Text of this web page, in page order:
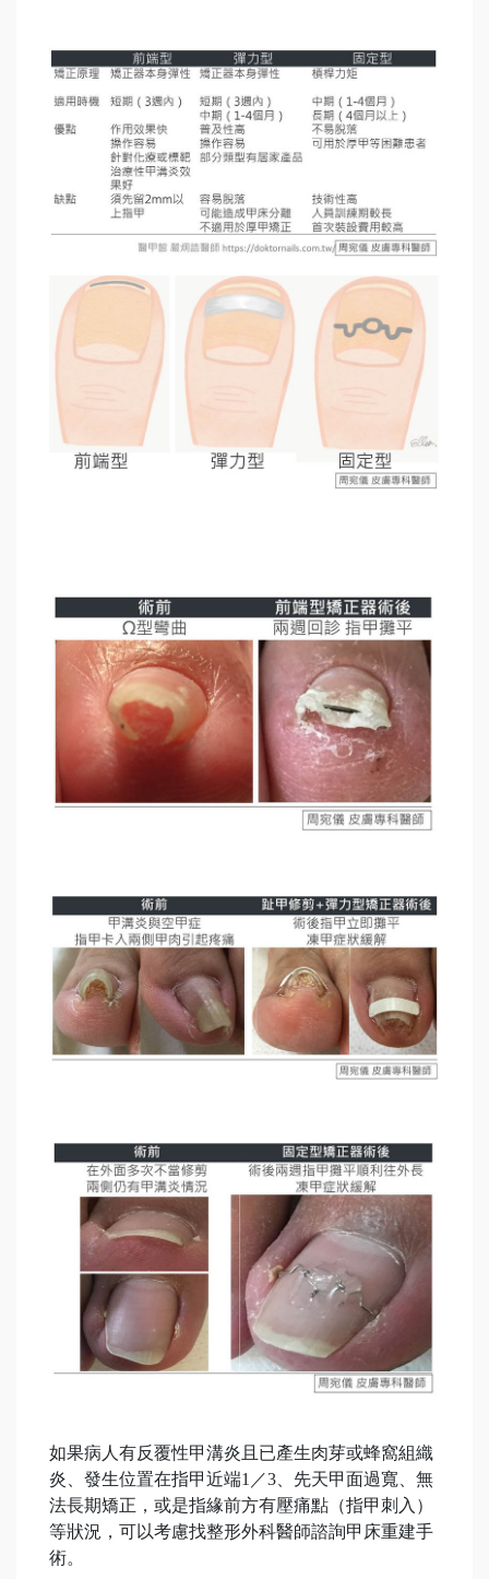
如果病人有反覆性甲溝炎且已產生肉芽或蜂窩組織
炎、發生位置在指甲近端1／3、先天甲面過寬、無
法長期矯正，或是指緣前方有壓痛點（指甲刺入）
等狀況，可以考慮找整形外科醫師諮詢甲床重建手
術。